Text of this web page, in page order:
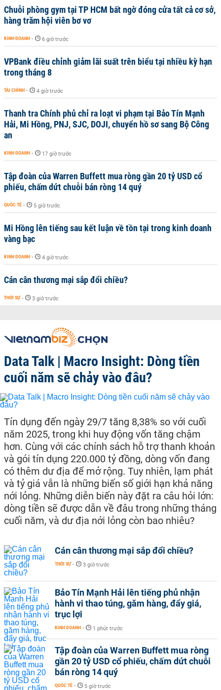
Chuỗi phòng gym tại TP HCM bất ngờ đóng cửa tất cả cơ sở,
hàng trăm hội viên bơ vơ
KINH DOANH - 6 giờ trước
VPBank điều chỉnh giảm lãi suất trên biểu tại nhiều kỳ hạn
trong tháng 8
TÀI CHÍNH - 4 giờ trước
Thanh tra Chính phủ chỉ ra loạt vi phạm tại Bảo Tín Mạnh
Hải, Mi Hồng, PNJ, SJC, DOJI, chuyển hồ sơ sang Bộ Công
an
KINH DOANH - 17 giờ trước
Tập đoàn của Warren Buffett mua ròng gần 20 tỷ USD cổ
phiếu, chấm dứt chuỗi bán ròng 14 quý
QUỐC TẾ - 5 giờ trước
Mi Hồng lên tiếng sau kết luận về tồn tại trong kinh doanh
vàng bạc
KINH DOANH - 4 giờ trước
Cán cân thương mại sắp đổi chiều?
THỜI SỰ - 3 giờ trước
Data Talk | Macro Insight: Dòng tiền
cuối năm sẽ chảy vào đâu?
Tín dụng đến ngày 29/7 tăng 8,38% so với cuối
năm 2025, trong khi huy động vốn tăng chậm
hơn. Cùng với các chính sách hỗ trợ thanh khoản
và gói tín dụng 220.000 tỷ đồng, dòng vốn đang
có thêm dư địa để mở rộng. Tuy nhiên, lạm phát
và tỷ giá vẫn là những biến số giới hạn khả năng
nới lỏng. Những diễn biến này đặt ra câu hỏi lớn:
dòng tiền sẽ được dẫn về đâu trong những tháng
cuối năm, và dư địa nới lỏng còn bao nhiêu?
Cán cân thương mại sắp đổi chiều?
THỜI SỰ - 3 giờ trước
Bảo Tín Mạnh Hải lên tiếng phủ nhận
hành vi thao túng, găm hàng, đẩy giá,
trục lợi
KINH DOANH - 1 phút trước
Tập đoàn của Warren Buffett mua ròng
gần 20 tỷ USD cổ phiếu, chấm dứt chuỗi
bán ròng 14 quý
QUỐC TẾ - 5 giờ trước